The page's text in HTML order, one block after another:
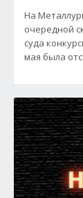
На
очередной
суда
мая была